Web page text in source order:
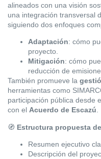
alineados con una visión
una integración transversal
siguiendo dos enfoques
Adaptación: cómo
proyecto.
Mitigación: cómo
reducción de
También promueve la
herramientas como
participación pública desde
con el Acuerdo de Escazú.
🧭 Estructura propuesta
Resumen ejecutivo
Descripción del